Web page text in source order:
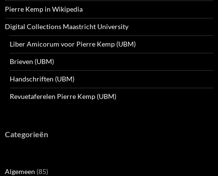
Pierre Kemp in Wikipedia
Digital Collections Maastricht University
Liber Amicorum voor Pierre Kemp (UBM)
Brieven (UBM)
Handschriften (UBM)
Revuetaferelen Pierre Kemp (UBM)
Categorieën
Algemeen (85)